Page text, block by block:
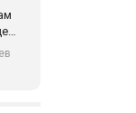
та